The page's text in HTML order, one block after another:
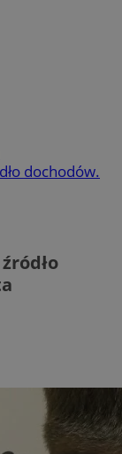
dochodów.